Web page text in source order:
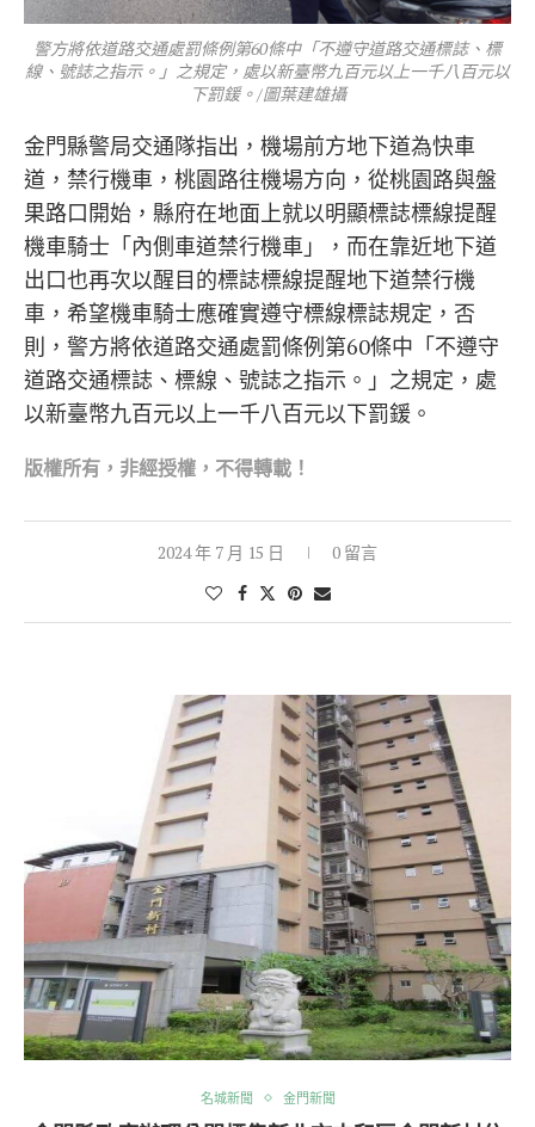
警方將依道路交通處罰條例第60條中「不遵守道路交通標誌、標
線、號誌之指示。」之規定，處以新臺幣九百元以上一千八百元以
下罰鍰。/圖葉建雄攝
金門縣警局交通隊指出，機場前方地下道為快車
道，禁行機車，桃園路往機場方向，從桃園路與盤
果路口開始，縣府在地面上就以明顯標誌標線提醒
機車騎士「內側車道禁行機車」，而在靠近地下道
出口也再次以醒目的標誌標線提醒地下道禁行機
車，希望機車騎士應確實遵守標線標誌規定，否
則，警方將依道路交通處罰條例第60條中「不遵守
道路交通標誌、標線、號誌之指示。」之規定，處
以新臺幣九百元以上一千八百元以下罰鍰。
版權所有，非經授權，不得轉載！
2024 年 7 月 15 日 0 留言
名城新聞 金門新聞